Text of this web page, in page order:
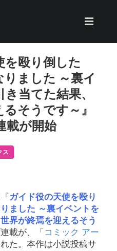
を殴り倒した
ました ～裏イ
当てた結果、
そうです～』
載が開始
ス
ガイド役の天使を殴り
ました ～裏イベントを
界が終焉を迎えるそう
載が、「 コミック アー
た。本作は小説投稿サ